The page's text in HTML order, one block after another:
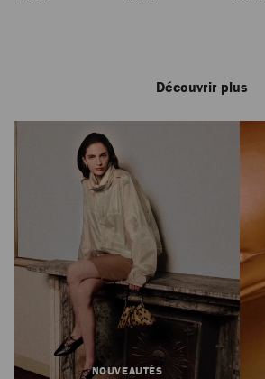
Régulier
Régulier
Découvrir plus
NOUVEAUTÉS